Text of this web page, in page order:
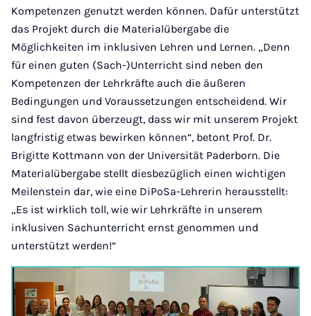
Kompetenzen genutzt werden können. Dafür unterstützt
das Projekt durch die Materialübergabe die
Möglichkeiten im inklusiven Lehren und Lernen. „Denn
für einen guten (Sach-)Unterricht sind neben den
Kompetenzen der Lehrkräfte auch die äußeren
Bedingungen und Voraussetzungen entscheidend. Wir
sind fest davon überzeugt, dass wir mit unserem Projekt
langfristig etwas bewirken können“, betont Prof. Dr.
Brigitte Kottmann von der Universität Paderborn. Die
Materialübergabe stellt diesbezüglich einen wichtigen
Meilenstein dar, wie eine DiPoSa-Lehrerin herausstellt:
„Es ist wirklich toll, wie wir Lehrkräfte in unserem
inklusiven Sachunterricht ernst genommen und
unterstützt werden!“